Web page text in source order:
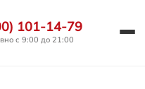
101-14-79
с 9:00 до 21:00